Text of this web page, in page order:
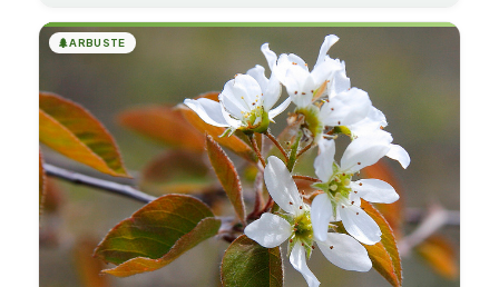
🌲ARBUSTE